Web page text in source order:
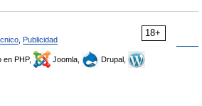
18+
Publicidad
en PHP, Joomla,
Drupal,